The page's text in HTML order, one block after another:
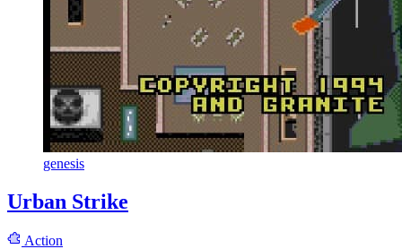
genesis
Urban Strike
Action